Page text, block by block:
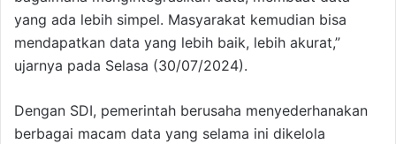
yang ada lebih simpel. Masyarakat kemudian bisa
mendapatkan data yang lebih baik, lebih akurat,”
ujarnya pada Selasa (30/07/2024).
Dengan SDI, pemerintah berusaha menyederhanakan
berbagai macam data yang selama ini dikelola